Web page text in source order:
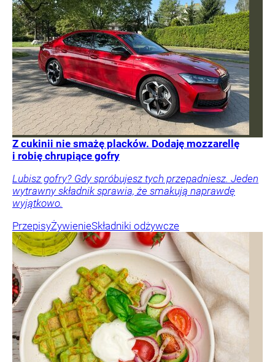
Z cukinii nie smażę placków. Dodaję mozzarellę
i robię chrupiące gofry
Lubisz gofry? Gdy spróbujesz tych przepadniesz. Jeden
wytrawny składnik sprawia, że smakują naprawdę
wyjątkowo.
PrzepisyŻywienieSkładniki odżywcze